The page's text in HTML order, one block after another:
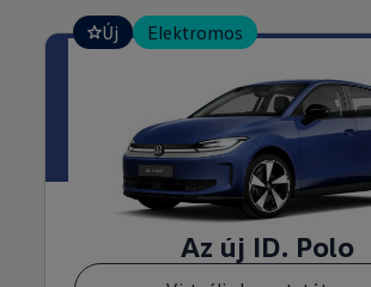
Az új ID. Polo
Új Elektromos